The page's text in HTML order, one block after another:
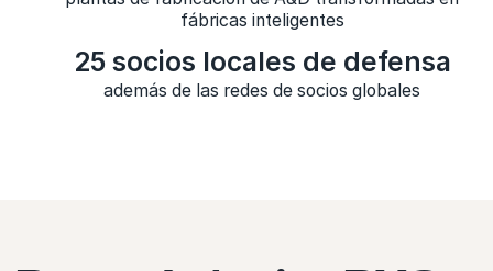
fábricas inteligentes
25 socios locales de defensa
además de las redes de socios globales